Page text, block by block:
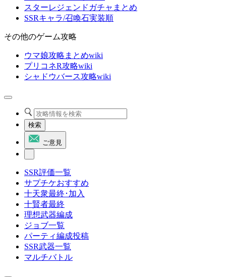
スターレジェンドガチャまとめ
SSRキャラ/召喚石実装順
その他のゲーム攻略
ウマ娘攻略まとめwiki
プリコネR攻略wiki
シャドウバース攻略wiki
検索
ご意見
SSR評価一覧
サプチケおすすめ
十天衆最終･加入
十賢者最終
理想武器編成
ジョブ一覧
パーティ編成投稿
SSR武器一覧
マルチバトル